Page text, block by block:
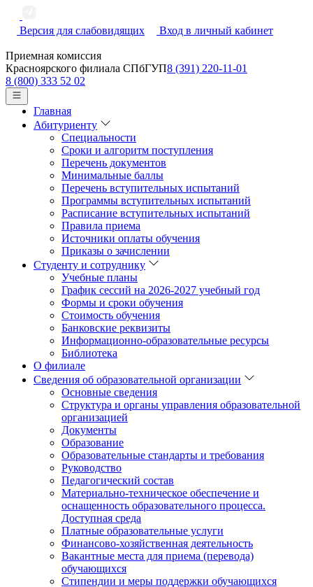
Версия для слабовидящих Вход в личный кабинет
Приемная комиссия
Красноярского филиала СПбГУП8 (391) 220-11-01
8 (800) 333 52 02
Главная
Абитуриенту
Специальности
Сроки и алгоритм поступления
Перечень документов
Минимальные баллы
Перечень вступительных испытаний
Программы вступительных испытаний
Расписание вступительных испытаний
Правила приема
Источники оплаты обучения
Приказы о зачислении
Студенту и сотруднику
Учебные планы
График сессий на 2026-2027 учебный год
Формы и сроки обучения
Стоимость обучения
Банковские реквизиты
Информационно-образовательные ресурсы
Библиотека
О филиале
Сведения об образовательной организации
Основные сведения
Структура и органы управления образовательной
организацией
Документы
Образование
Образовательные стандарты и требования
Руководство
Педагогический состав
Материально-техническое обеспечение и
оснащенность образовательного процесса.
Доступная среда
Платные образовательные услуги
Финансово-хозяйственная деятельность
Вакантные места для приема (перевода)
обучающихся
Стипендии и меры поддержки обучающихся